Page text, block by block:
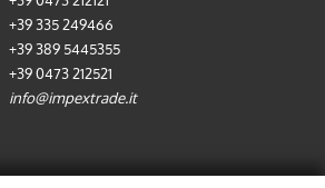
+39 335 249466
+39 389 5445355
+39 0473 212521
info@impextrade.it